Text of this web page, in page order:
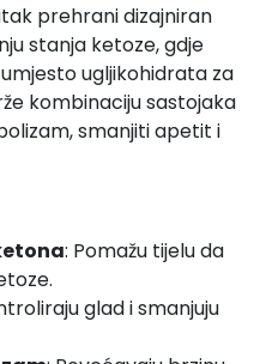
prehrani dizajniran
stanja ketoze, gdje
ugljikohidrata za
kombinaciju sastojaka
smanjiti apetit i
: Pomažu tijelu da
glad i smanjuju